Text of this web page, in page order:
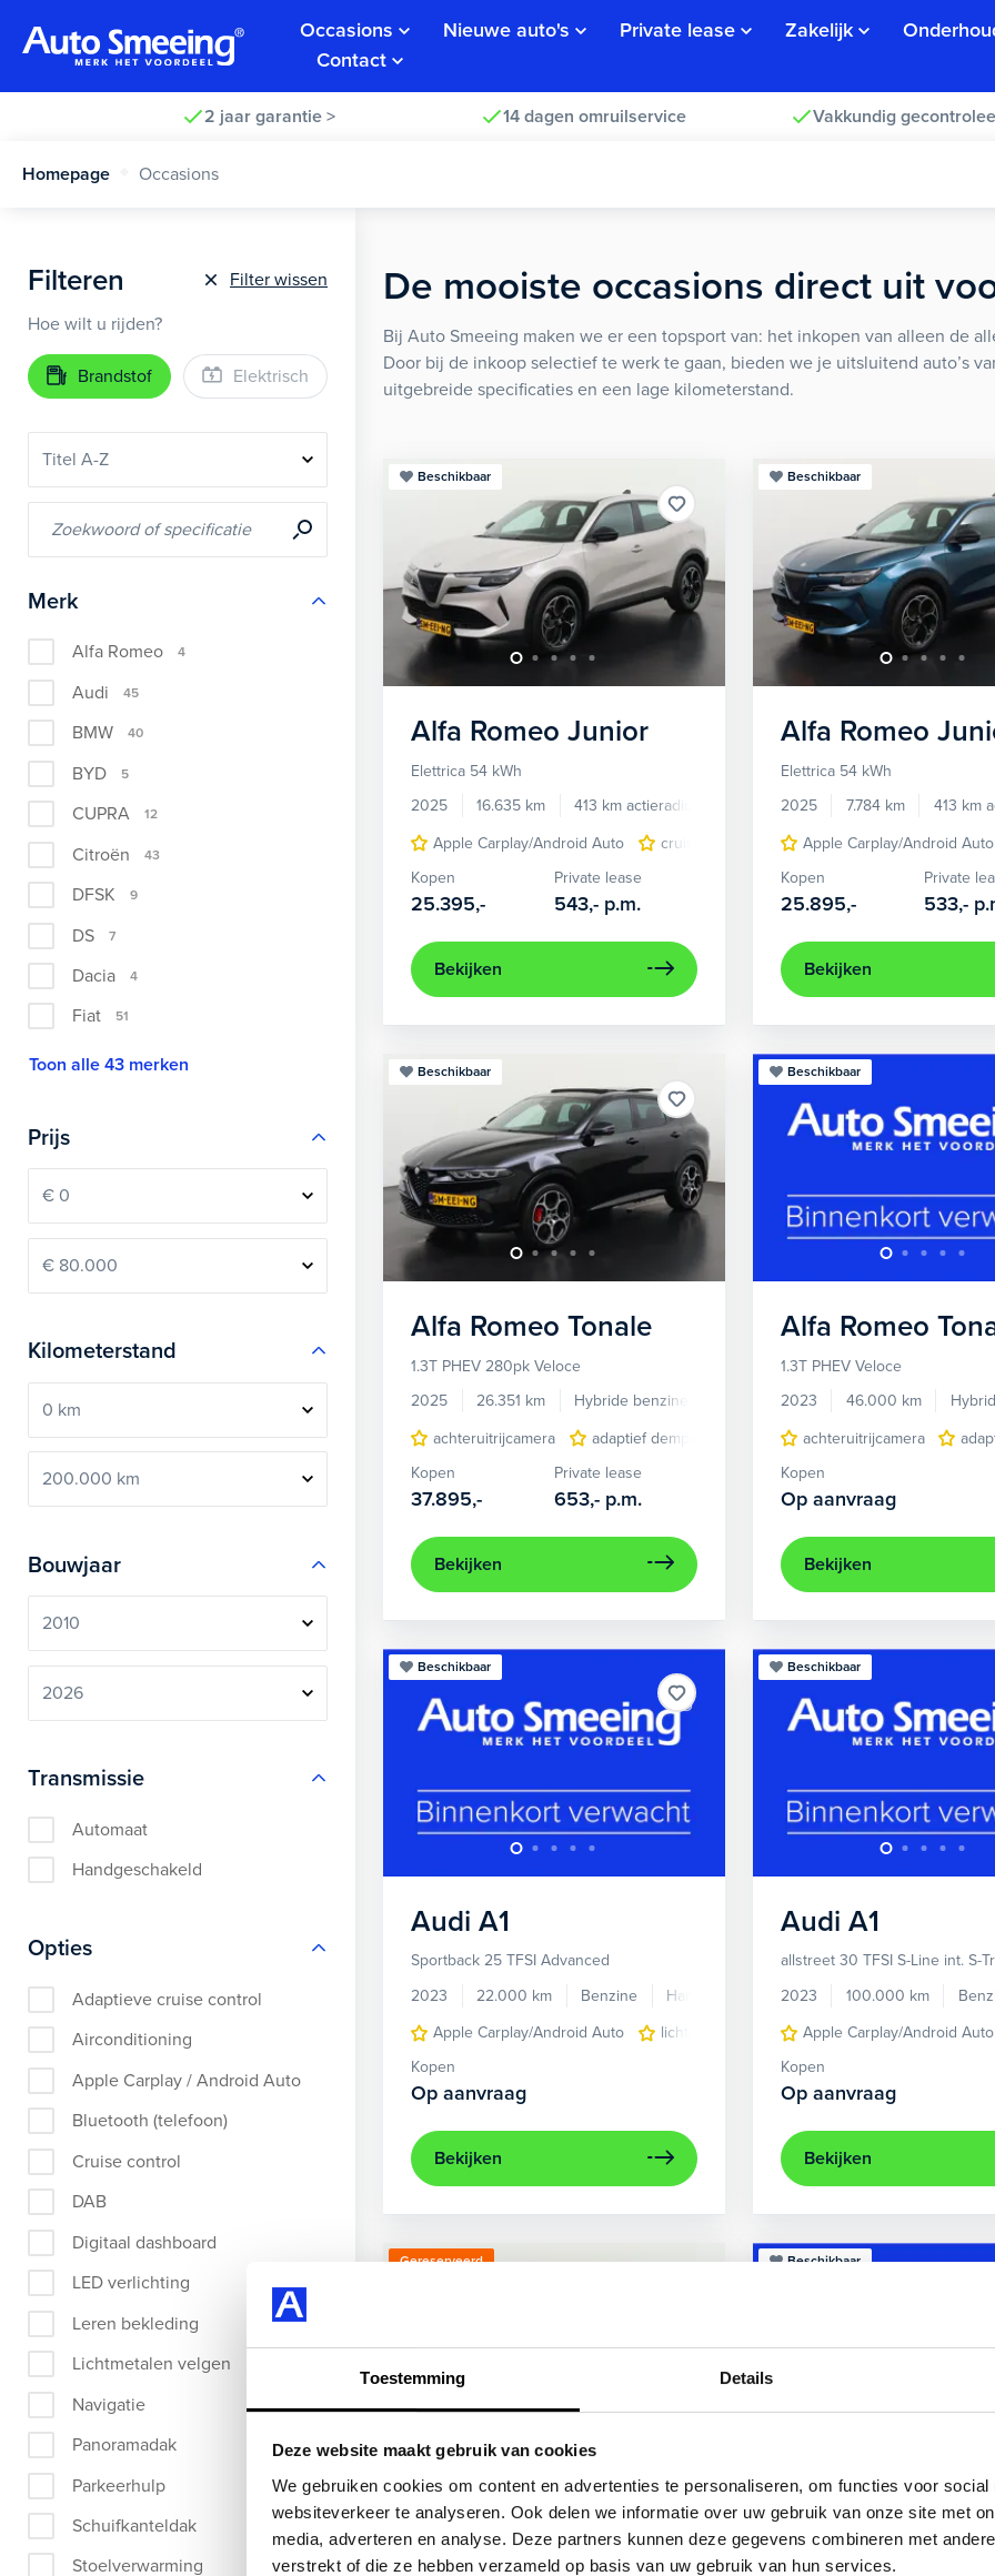
Toestemming Details
Deze website maakt gebruik van cookies
We gebruiken cookies om content en advertenties te personaliseren, om functies voor social
websiteverkeer te analyseren. Ook delen we informatie over uw gebruik van onze site met
media, adverteren en analyse. Deze partners kunnen deze gegevens combineren met
verstrekt of die ze hebben verzameld op basis van uw gebruik van hun services.
Occasions Nieuwe auto's Private lease Zakelijk
Contact
2 jaar garantie > 14 dagen omruilservice Vakkundig
Homepage Occasions
Filteren
Filter wissen
Hoe wilt u rijden?
Brandstof Elektrisch
Merk
Alfa Romeo 4
Audi 45
BMW 40
BYD 5
CUPRA 12
Citroën 43
DFSK 9
DS 7
Dacia 4
Fiat 51
Toon alle 43 merken
Prijs
Kilometerstand
Bouwjaar
Transmissie
Automaat
Handgeschakeld
Opties
Adaptieve cruise control
Airconditioning
Apple Carplay / Android Auto
Bluetooth (telefoon)
Cruise control
DAB
Digitaal dashboard
LED verlichting
Leren bekleding
Lichtmetalen velgen
Navigatie
Panoramadak
Parkeerhulp
Schuifkanteldak
Stoelverwarming
De mooiste occasions direct uit
Bij Auto Smeeing maken we er een topsport van: het inkopen van alleen de
Door bij de inkoop selectief te werk te gaan, bieden we je uitsluitend auto’s
uitgebreide specificaties en een lage kilometerstand.
Beschikbaar
Alfa Romeo Junior
Elettrica 54 kWh
2025
16.635 km 413 km actieradius
Elektrisch
Apple Carplay/Android Auto
cruise control adaptief LED koplampen
Kopen
25.395,-
Private lease
543,- p.m.
Bekijken
Beschikbaar
Alfa Romeo
Elettrica 54 kWh
2025
7.784 km 413 km
Apple Carplay/Android Auto
Kopen
25.895,-
Private
533,-
Bekijken
Beschikbaar
Alfa Romeo Tonale
1.3T PHEV 280pk Veloce
2025
26.351 km Hybride benzine
Automaat
achteruitrijcamera
adaptief demping systeem audio installatie premium
Kopen
37.895,-
Private lease
653,- p.m.
Bekijken
Beschikbaar
Alfa Romeo
1.3T PHEV Veloce
2023
46.000 km
achteruitrijcamera
Kopen
Op aanvraag
Bekijken
Beschikbaar
Audi A1
Sportback 25 TFSI Advanced
2023
22.000 km Benzine
Handgeschakeld
Apple Carplay/Android Auto
lichtmetalen velgen 5-spaaks 17"
Kopen
Op aanvraag
Bekijken
Beschikbaar
Audi A1
allstreet 30 TFSI S-Line int. S-
2023
100.000 km
Apple Carplay/Android Auto
Kopen
Op aanvraag
Bekijken
Gereserveerd
Audi A3
Sportback 40 TFSIe Advanced
Beschikbaar
Audi A3
Sportback 40 TFSIe Plug-In